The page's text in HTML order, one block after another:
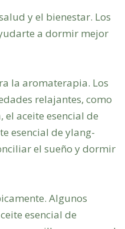
y el bienestar. Los
a dormir mejor
la aromaterapia. Los
relajantes, como
el aceite esencial de
esencial de ylang-
el sueño y dormir
Algunos
esencial de